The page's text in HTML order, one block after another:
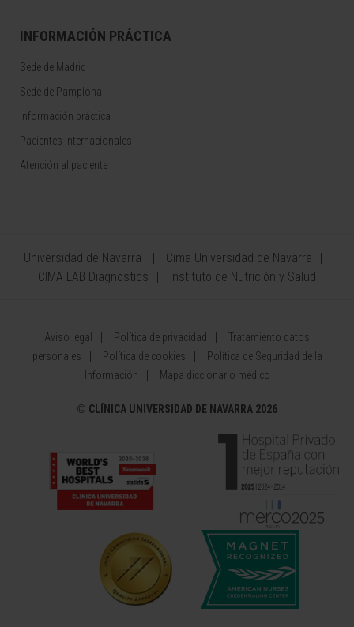
INFORMACIÓN PRÁCTICA
Sede de Madrid
Sede de Pamplona
Información práctica
Pacientes internacionales
Atención al paciente
Universidad de Navarra
Cima Universidad de Navarra
CIMA LAB Diagnostics
Instituto de Nutrición y Salud
Aviso legal Política de privacidad
Tratamiento datos
personales
Política de cookies
Política de Seguridad de la
Información
Mapa diccionario médico
© CLÍNICA UNIVERSIDAD DE NAVARRA 2026